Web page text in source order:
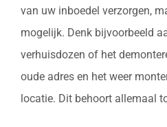
van uw inboedel verzorgen,
mogelijk. Denk bijvoorbeeld
verhuisdozen of het
oude adres en het weer
locatie. Dit behoort allemaal